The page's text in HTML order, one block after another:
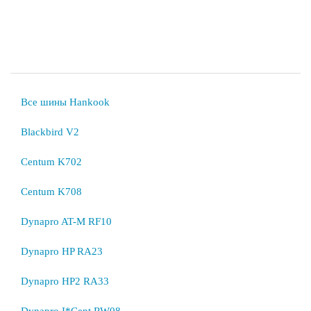
Все шины Hankook
Blackbird V2
Centum K702
Centum K708
Dynapro AT-M RF10
Dynapro HP RA23
Dynapro HP2 RA33